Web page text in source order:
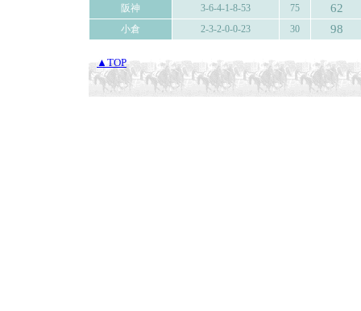
阪神 3-6-4-1-8-53 75 62
小倉 2-3-2-0-0-23 30 98
▲TOP